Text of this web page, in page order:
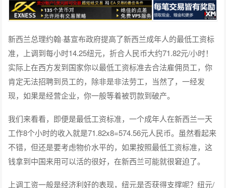
新西兰总理约翰·基宣布政府提高了新西兰成年人的最低工资标
准，上调到每小时14.25纽元，折合人民币大约71.82元/小时！
实际上在西方发到国家你以最低工资标准去合法雇佣员工，你
肯定无法招聘到员工的，除非是非法劳工，当然了，一经发
现，如果是经营企业，你一般等着被罚款到破产。
我们来看看，即便是最低工资标准，一个成年人在新西兰一天
工作8个小时的收入就是71.82x8=574.56元人民币。虽然看起来
不错，但还是要考虑物价水平的，如果按照最低工资标准，这
钱拿到中国来用可以活的很好，在新西兰可能就很窘迫了。
上调工资一般是经济利好的表现，纽元是否获得支撑呢？纽元/